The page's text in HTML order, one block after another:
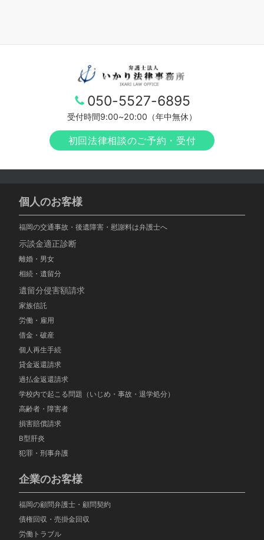
050-5527-6895
受付時間9:00~20:00（年中無休）
初回法律相談のご予約・受付
個人のお客様
福岡の交通事故・後遺障害・慰謝料は弁護士へ
示談金適正診断
離婚・男女
相続・遺留分
遺留分侵害額請求
家族信託
労働・雇用
借金・破産
個人再生手続
貸金返還請求
過払金返還請求
学校内で起こる問題（いじめ・事故・退学処分）
高齢者・障害者
損害賠償請求
B型肝炎
犯罪・刑事弁護
企業のお客様
福岡の顧問弁護士・顧問契約
債権回収・売掛金回収
労働トラブル